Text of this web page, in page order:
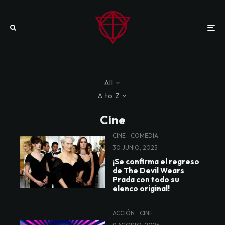
All
A to Z
Cine
CINE COMEDIA ·
30 JUNIO, 2025
¡Se confirma el regreso
de The Devil Wears
Prada con todo su
elenco original!
ACCIÓN CINE ·